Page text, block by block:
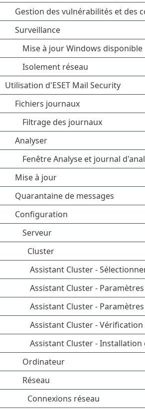
Gestion des vulnérabilités et des
Surveillance
Mise à jour Windows disponible
Isolement réseau
Utilisation d'ESET Mail Security
Fichiers journaux
Filtrage des journaux
Analyser
Fenêtre Analyse et journal
Mise à jour
Quarantaine de messages
Configuration
Serveur
Cluster
Assistant Cluster -
Assistant Cluster -
Assistant Cluster -
Assistant Cluster -
Assistant Cluster -
Ordinateur
Réseau
Connexions réseau